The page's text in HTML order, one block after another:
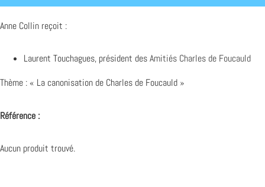
Anne Collin reçoit :
Laurent Touchagues, président desAmitiés Charles de Foucauld
Thème : « La canonisation de Charles de Foucauld »
Référence :
Aucun produit trouvé.